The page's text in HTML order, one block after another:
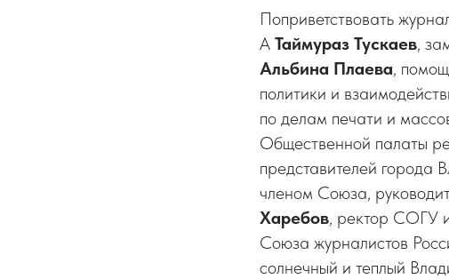
Поприветствовать
А Таймураз Тускаев,
Альбина Плаева,
политики и
по делам печати и
Общественной палаты
представителей города
членом Союза,
Харебов, ректор СОГУ
Союза журналистов
солнечный и теплый